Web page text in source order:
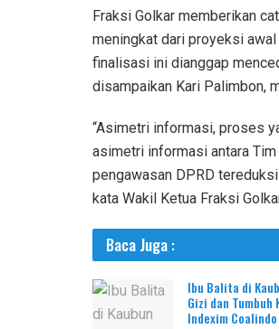
Fraksi Golkar memberikan
meningkat dari proyeksi
finalisasi ini dianggap
disampaikan Kari Palimbon,
“Asimetri informasi, proses
asimetri informasi antara
pengawasan DPRD
kata Wakil Ketua Fraksi
Baca Juga :
Ibu Balita di
Gizi dan Tumbuh
Indexim Coalindo